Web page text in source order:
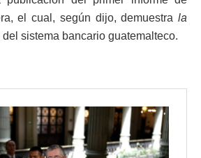
el cual, según dijo, demuestra la
del sistema bancario guatemalteco.